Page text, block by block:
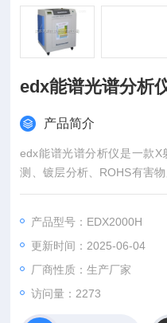
edx能谱光谱分析
产品简介
edx能谱光谱分析仪是一款
测、镀层分析、ROHS有害
等元素含量分析，天瑞仪器
产品型号：EDX2000H
更新时间：2025-06-04
厂商性质：生产厂家
访问量：2273